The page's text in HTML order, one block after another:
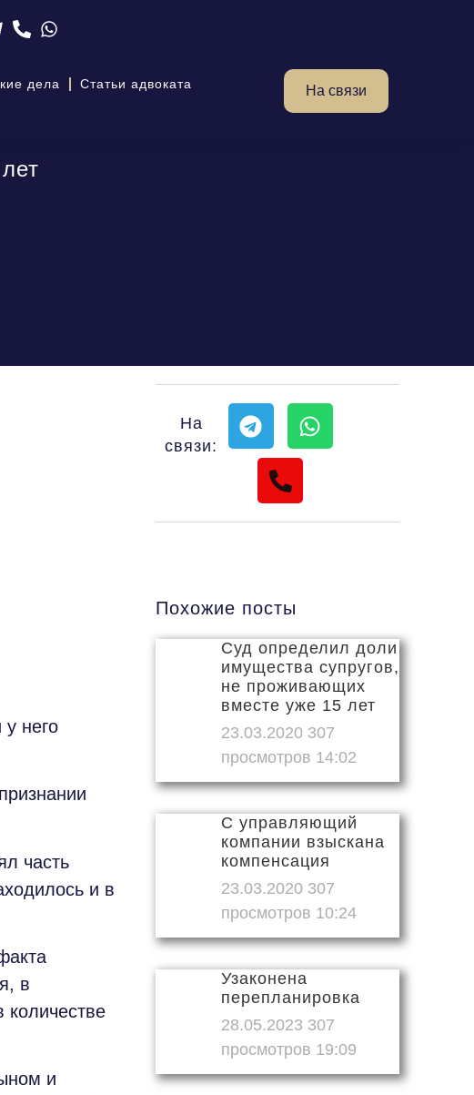
дела Статьи адвоката На связи
него
часть
и в
в
и
На
связи:
Похожие посты
Суд определил доли
имущества супругов,
не проживающих
вместе уже 15 лет
23.03.2020
14:02
С управляющий
компании взыскана
компенсация
23.03.2020
10:24
Узаконена
перепланировка
28.05.2023
19:09